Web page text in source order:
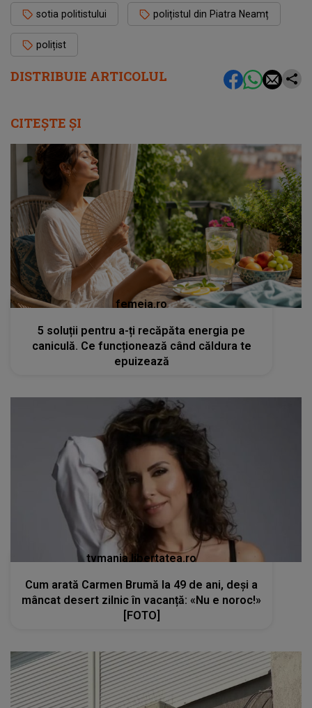
DISTRIBUIE ARTICOLUL
sotia politistului polițistul din Piatra Neamț
polițist
CITEȘTE ȘI
femeia.ro
5 soluții pentru a-ți recăpăta energia pe
caniculă. Ce funcționează când căldura te
epuizează
tvmania.libertatea.ro
Cum arată Carmen Brumă la 49 de ani, deși a
mâncat desert zilnic în vacanță: «Nu e noroc!»
[FOTO]